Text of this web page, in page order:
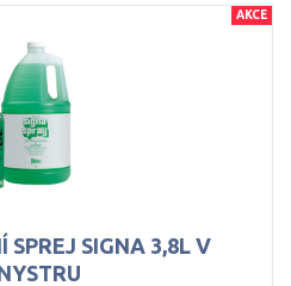
SPREJ SIGNA 3,8L V
AKCE